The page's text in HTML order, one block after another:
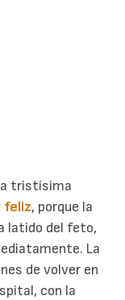
tristísima
feliz, porque la
latido del feto,
La
de volver en
con la